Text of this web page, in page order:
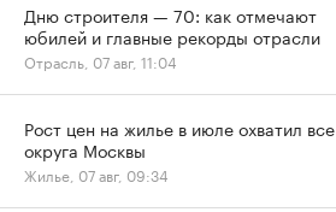
Дню строителя — 70: как отмечают
юбилей и главные рекорды отрасли
Отрасль, 07 авг, 11:04
Рост цен на жилье в июле охватил все
округа Москвы
Жилье, 07 авг, 09:34